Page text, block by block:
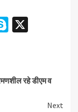
Skype
रहे डीएम व
Next